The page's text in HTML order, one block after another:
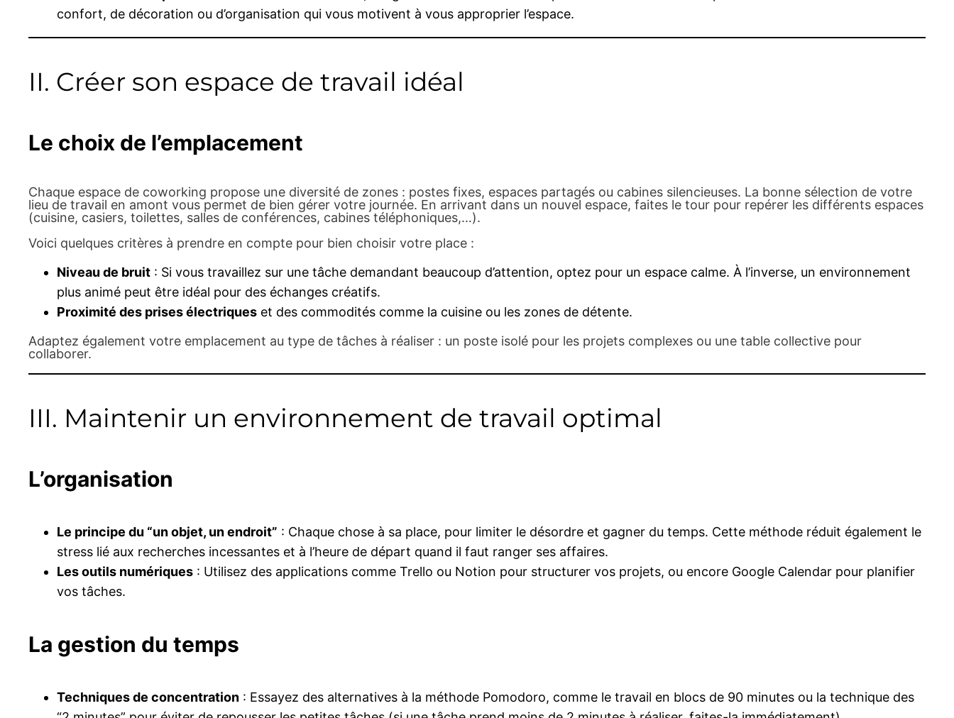
confort, de décoration ou d’organisation qui vous motivent à vous approprier l’espace.
II. Créer son espace de travail idéal
Le choix de l’emplacement
Chaque espace de coworking propose une diversité de zones : postes fixes, espaces partagés ou cabines silencieuses. La bonne sélection de votre
lieu de travail en amont vous permet de bien gérer votre journée. En arrivant dans un nouvel espace, faites le tour pour repérer les différents espaces
(cuisine, casiers, toilettes, salles de conférences, cabines téléphoniques,…).
Voici quelques critères à prendre en compte pour bien choisir votre place :
Niveau de bruit : Si vous travaillez sur une tâche demandant beaucoup d’attention, optez pour un espace calme. À l’inverse, un environnement
plus animé peut être idéal pour des échanges créatifs.
Proximité des prises électriques et des commodités comme la cuisine ou les zones de détente.
Adaptez également votre emplacement au type de tâches à réaliser : un poste isolé pour les projets complexes ou une table collective pour
collaborer.
III. Maintenir un environnement de travail optimal
L’organisation
Le principe du “un objet, un endroit” : Chaque chose à sa place, pour limiter le désordre et gagner du temps. Cette méthode réduit également le
stress lié aux recherches incessantes et à l’heure de départ quand il faut ranger ses affaires.
Les outils numériques : Utilisez des applications comme Trello ou Notion pour structurer vos projets, ou encore Google Calendar pour planifier
vos tâches.
La gestion du temps
Techniques de concentration : Essayez des alternatives à la méthode Pomodoro, comme le travail en blocs de 90 minutes ou la technique des